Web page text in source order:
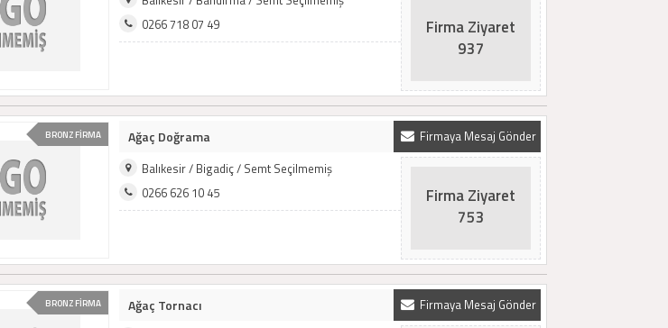
0266 718 07 49
Firma Ziyaret
937
BRONZ FİRMA Firmaya Mesaj Gönder
Ağaç Doğrama
Balıkesir / Bigadiç / Semt Seçilmemiş
0266 626 10 45
Firma Ziyaret
753
BRONZ FİRMA Firmaya Mesaj Gönder
Ağaç Tornacı